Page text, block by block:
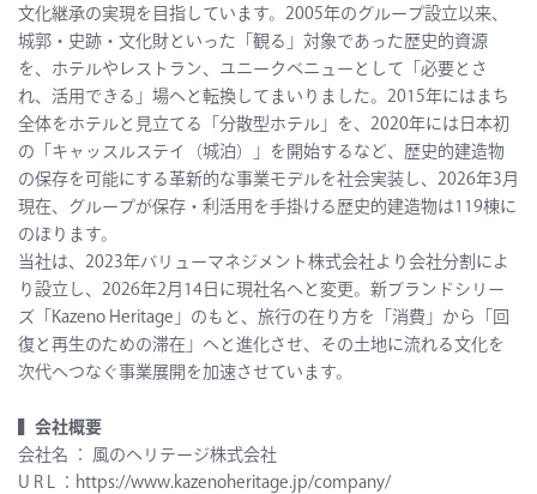
文化継承の実現を目指しています。2005年のグループ設立以来、
城郭・史跡・文化財といった「観る」対象であった歴史的資源
を、ホテルやレストラン、ユニークベニューとして「必要とさ
れ、活用できる」場へと転換してまいりました。2015年にはまち
全体をホテルと見立てる「分散型ホテル」を、2020年には日本初
の「キャッスルステイ（城泊）」を開始するなど、歴史的建造物
の保存を可能にする革新的な事業モデルを社会実装し、2026年3月
現在、グループが保存・利活用を手掛ける歴史的建造物は119棟に
のぼります。
当社は、2023年バリューマネジメント株式会社より会社分割によ
り設立し、2026年2月14日に現社名へと変更。新ブランドシリー
ズ「Kazeno Heritage」のもと、旅行の在り方を「消費」から「回
復と再生のための滞在」へと進化させ、その土地に流れる文化を
次代へつなぐ事業展開を加速させています。
▍会社概要
会社名 ： 風のヘリテージ株式会社
U R L ： https://www.kazenoheritage.jp/company/